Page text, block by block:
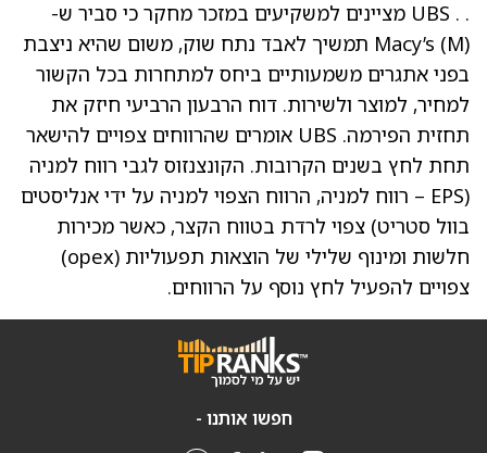
. . UBS מציינים למשקיעים במזכר מחקר כי סביר ש-
Macy’s (M) תמשיך לאבד נתח שוק, משום שהיא ניצבת
בפני אתגרים משמעותיים ביחס למתחרות בכל הקשור
למחיר, למוצר ולשירות. דוח הרבעון הרביעי חיזק את
תחזית הפירמה. UBS אומרים שהרווחים צפויים להישאר
תחת לחץ בשנים הקרובות. הקונצנזוס לגבי רווח למניה
(EPS – רווח למניה, הרווח הצפוי למניה על ידי אנליסטים
בוול סטריט) צפוי לרדת בטווח הקצר, כאשר מכירות
חלשות ומינוף שלילי של הוצאות תפעוליות (opex)
צפויים להפעיל לחץ נוסף על הרווחים.
חפשו אותנו -